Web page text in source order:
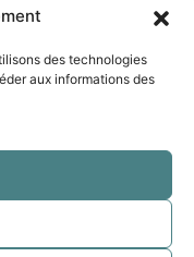
des technologies
aux informations des
légales